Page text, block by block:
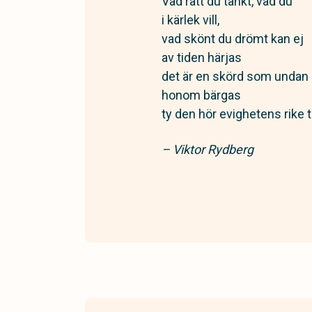
i kärlek vill,
vad skönt du drömt kan ej
av tiden härjas
det är en skörd som undan
honom bärgas
ty den hör evighetens rike
– Viktor Rydberg